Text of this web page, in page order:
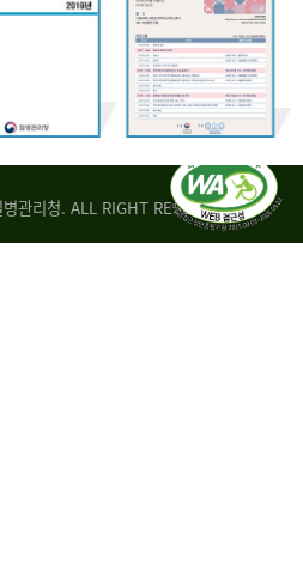
관리청. ALL RIGHT RESERVED